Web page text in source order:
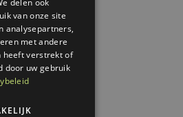
delen ook
van onze site
analysepartners,
met andere
heeft verstrekt of
door uw gebruik